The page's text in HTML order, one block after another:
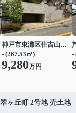
神戸市東灘区住吉山手４丁目
- (267.53㎡)
9,280万円
-
翠ヶ丘町 2号地 売土地